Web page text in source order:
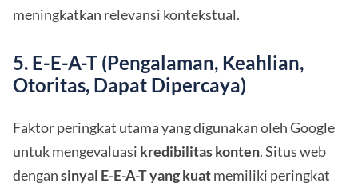
meningkatkan relevansi kontekstual.
5. E-E-A-T (Pengalaman, Keahlian,
Otoritas, Dapat Dipercaya)
Faktor peringkat utama yang digunakan oleh Google
untuk mengevaluasi kredibilitas konten. Situs web
dengansinyal E-E-A-T yang kuatmemiliki peringkat